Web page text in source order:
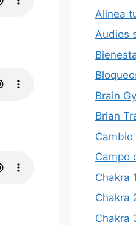
Alinea
Audios
Brain
Brian
Cambio
Campo
Chakra
Chakra
Chakra